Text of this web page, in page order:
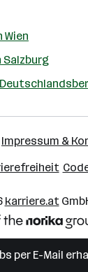
Wien
Salzburg
Impressum &
karriere.at
per E-Mail